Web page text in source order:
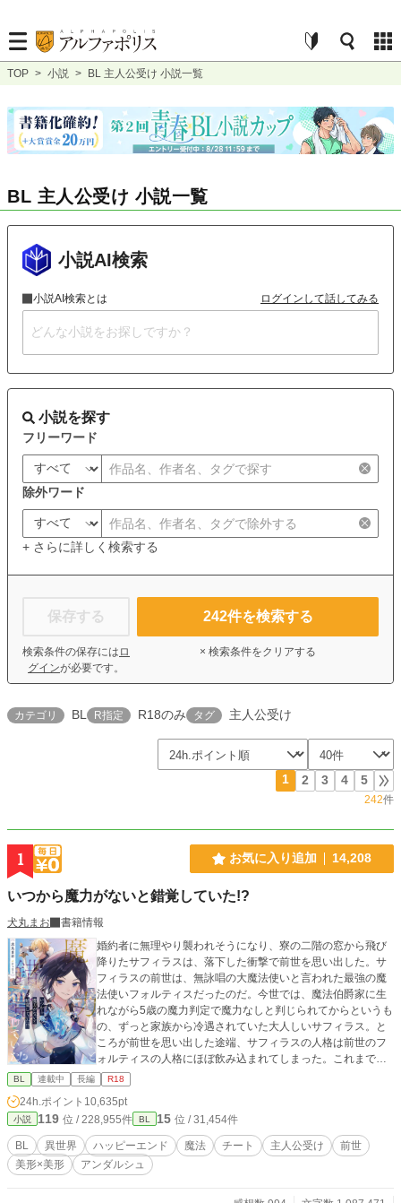
TOP > 小説 > BL 主人公受け 小説一覧
BL 主人公受け 小説一覧
小説AI検索
小説AI検索とは ログインして話してみる
小説を探す
フリーワード
除外ワード
+ さらに詳しく検索する
保存する
検索条件の保存には ロ
グインが必要です。
242件を検索する
× 検索条件をクリアする
カテゴリ BL R指定 R18のみ タグ 主人公受け
1 2 3 4 5
242件
1 お気に入り追加 14,208
いつから魔力がないと錯覚していた!?
犬丸まお
書籍情報
婚約者に無理やり襲われそうになり、寮の二階の窓から飛び
降りたサフィラスは、落下した衝撃で前世を思い出した。サ
フィラスの前世は、無詠唱の大魔法使いと言われた最強の魔
法使いフォルティスだったのだ。今世では、魔法伯爵家に生
れながら5歳の魔力判定で魔力なしと判じられてからというも
の、ずっと家族から冷遇されていた大人しいサフィラス。と
ころが前世を思い出した途端、サフィラスの人格は前世のフ
ォルティスの人格にほぼ飲み込まれてしまった。これまでの
可哀想なサフィラスよ、さようなら。これからは我慢も自重
もしない。転生する前に、女神から与えられた強運という祝
福と無敵の魔法で、これまで虐げられてきたサフィラスは人
生を謳歌することを決意する！主人公が1ミリもピンチに陥ら
ないお気楽な話です。恋愛＆ラブHは物語後半に予定。
BL 連載中 長編 R18
24h.ポイント 10,635pt
小説 119 位 / 228,955件 BL 15 位 / 31,454件
BL 異世界 ハッピーエンド 魔法 チート 主人公受け
前世
美形×美形
アンダルシュ